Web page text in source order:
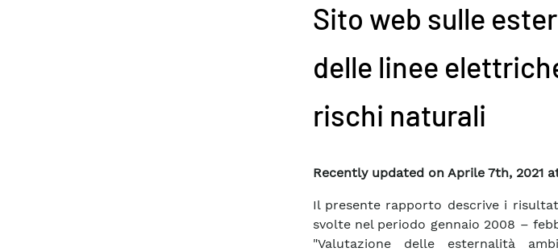
Sito web sulle
delle linee
rischi naturali
Recently updated on Aprile 7th, 2021 at
Il presente rapporto descrive i
svolte nel periodo gennaio 2008 –
"Valutazione delle esternalità